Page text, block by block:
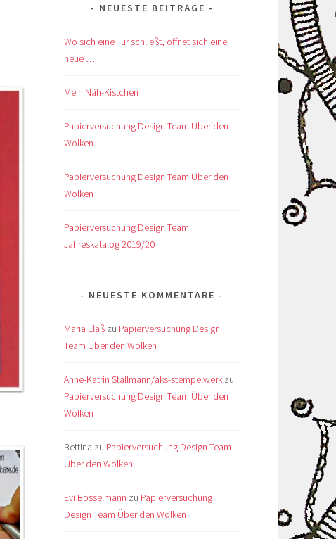
Facebook
TwitterInstagram
PinterestYouTube
NEUESTE BEITRÄGE
Wo sich eine Tür schließt, öffnet sich eine
neue …
Mein Näh-Kistchen
Papierversuchung Design Team Uber den
Wolken
Papierversuchung Design Team Über den
Wolken
Papierversuchung Design Team
Jahreskatalog 2019/20
NEUESTE KOMMENTARE
Maria Elaß zu Papierversuchung Design
Team Uber den Wolken
Anne-Katrin Stallmann/aks-stempelwerk zu
Papierversuchung Design Team Über den
Wolken
Bettina zu Papierversuchung Design Team
Über den Wolken
Evi Bosselmann zu Papierversuchung
Design Team Über den Wolken